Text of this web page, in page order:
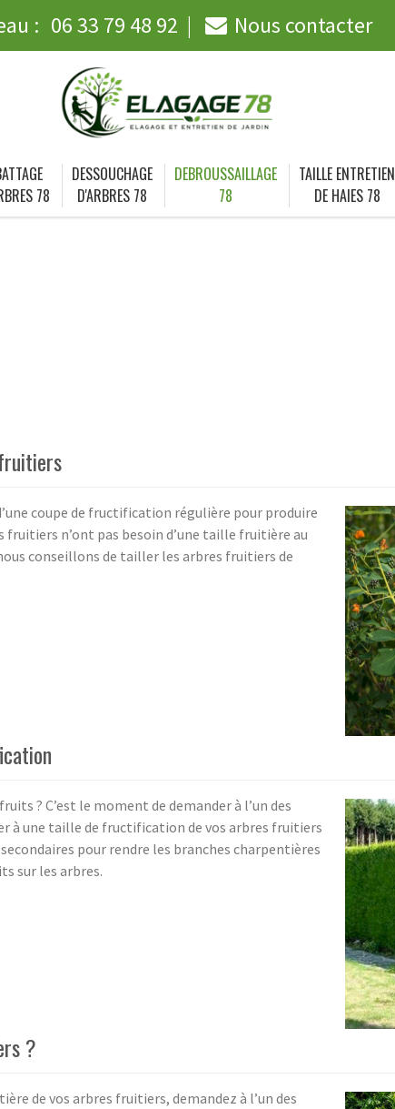
: 06 33 79 48 92 Nous contacter
78
DESSOUCHAGE
D'ARBRES 78
DEBROUSSAILLAGE
78
TAILLE ENTRETIEN
DE HAIES 78
coupe de fructification régulière pour produire
n’ont pas besoin d’une taille fruitière au
conseillons de tailler les arbres fruitiers de
? C’est le moment de demander à l’un des
à une taille de fructification de vos arbres fruitiers
pour rendre les branches charpentières
sur les arbres.
?
de vos arbres fruitiers, demandez à l’un des